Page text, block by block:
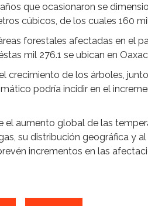
que ocasionaron se
cúbicos, de los cuales 160
forestales afectadas en el
mil 276.1 se ubican en
crecimiento de los árboles,
podría incidir en el
el aumento global de las
su distribución geográfica y
incrementos en las